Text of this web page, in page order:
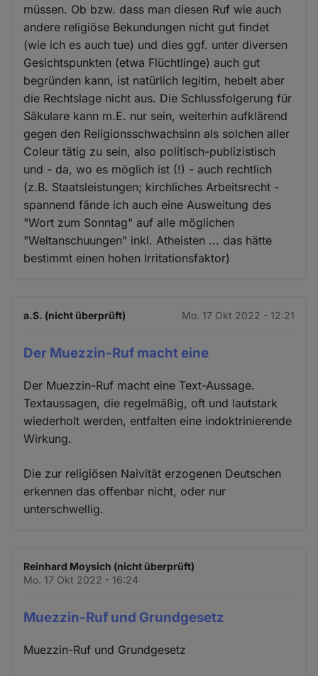
müssen. Ob bzw. dass man diesen Ruf wie auch
andere religiöse Bekundungen nicht gut findet
(wie ich es auch tue) und dies ggf. unter diversen
Gesichtspunkten (etwa Flüchtlinge) auch gut
begründen kann, ist natürlich legitim, hebelt aber
die Rechtslage nicht aus. Die Schlussfolgerung für
Säkulare kann m.E. nur sein, weiterhin aufklärend
gegen den Religionsschwachsinn als solchen aller
Coleur tätig zu sein, also politisch-publizistisch
und - da, wo es möglich ist (!) - auch rechtlich
(z.B. Staatsleistungen; kirchliches Arbeitsrecht -
spannend fände ich auch eine Ausweitung des
"Wort zum Sonntag" auf alle möglichen
"Weltanschuungen" inkl. Atheisten ... das hätte
bestimmt einen hohen Irritationsfaktor)
a.S. (nicht überprüft) Mo. 17 Okt 2022 - 12:21
Der Muezzin-Ruf macht eine
Der Muezzin-Ruf macht eine Text-Aussage.
Textaussagen, die regelmäßig, oft und lautstark
wiederholt werden, entfalten eine indoktrinierende
Wirkung.
Die zur religiösen Naivität erzogenen Deutschen
erkennen das offenbar nicht, oder nur
unterschwellig.
Reinhard Moysich (nicht überprüft)
Mo. 17 Okt 2022 - 16:24
Muezzin-Ruf und Grundgesetz
Muezzin-Ruf und Grundgesetz